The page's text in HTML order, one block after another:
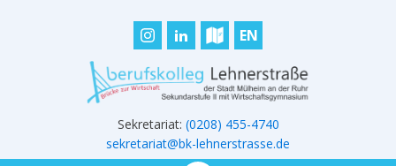
EN
Sekretariat: (0208) 455-4740
sekretariat@bk-lehnerstrasse.de